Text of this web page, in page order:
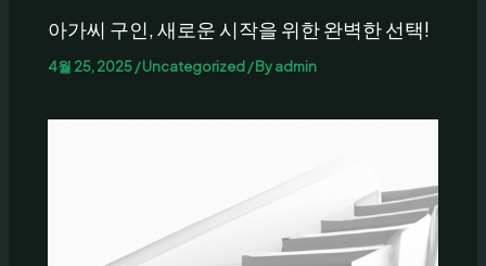
아가씨 구인, 새로운 시작을 위한 완벽한 선택!
4월 25, 2025/Uncategorized/ Byadmin